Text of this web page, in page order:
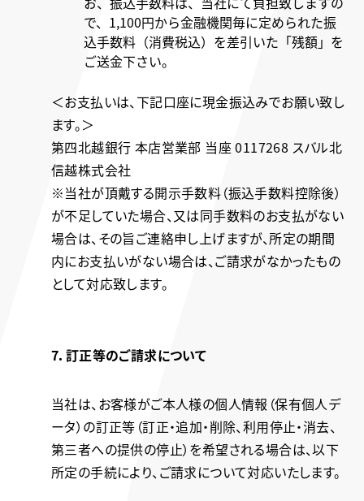
で、1,100円から金融機関毎に定められた振
込手数料（消費税込）を差引いた「残額」を
ご送金下さい。
＜お支払いは、下記口座に現金振込みでお願い致し
ます。＞
第四北越銀行 本店営業部 当座 0117268 スバル北
信越株式会社
※当社が頂戴する開示手数料（振込手数料控除後）
が不足していた場合、又は同手数料のお支払がない
場合は、その旨ご連絡申し上げますが、所定の期間
内にお支払いがない場合は、ご請求がなかったもの
として対応致します。
7．訂正等のご請求について
当社は、お客様がご本人様の個人情報（保有個人デ
ータ）の訂正等（訂正・追加・削除、利用停止・消去、
第三者への提供の停止）を希望される場合は、以下
所定の手続により、ご請求について対応いたします。